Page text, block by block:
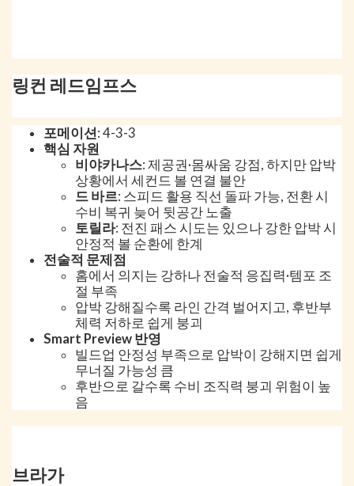
링컨 레드임프스
포메이션: 4-3-3
핵심 자원
비야카나스: 제공권·몸싸움 강점, 하지만 압박
상황에서 세컨드 볼 연결 불안
드 바르: 스피드 활용 직선 돌파 가능, 전환 시
수비 복귀 늦어 뒷공간 노출
토릴라: 전진 패스 시도는 있으나 강한 압박 시
안정적 볼 순환에 한계
전술적 문제점
홈에서 의지는 강하나 전술적 응집력·템포 조
절 부족
압박 강해질수록 라인 간격 벌어지고, 후반부
체력 저하로 쉽게 붕괴
Smart Preview 반영
빌드업 안정성 부족으로 압박이 강해지면 쉽게
무너질 가능성 큼
후반으로 갈수록 수비 조직력 붕괴 위험이 높
음
브라가